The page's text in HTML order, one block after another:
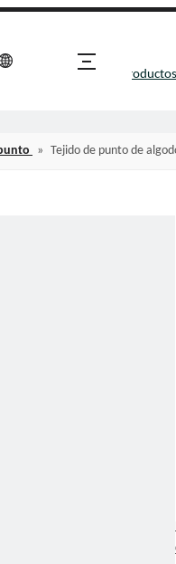
Productos
» Tejido de punto de